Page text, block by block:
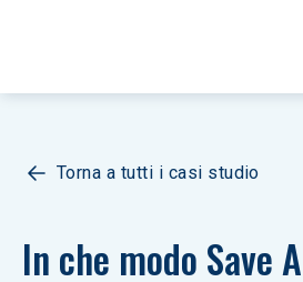
Torna a tutti i casi studio
In che modo Save